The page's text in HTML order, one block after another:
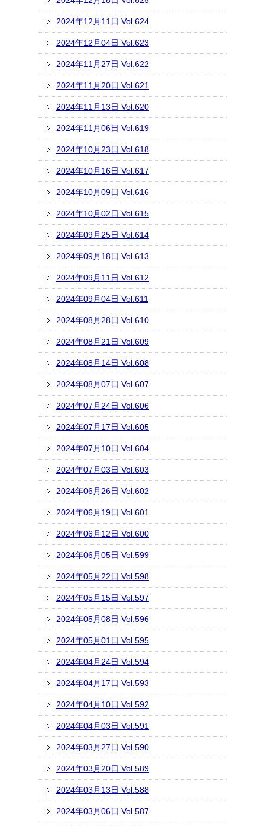
2024年12月11日 Vol.624
2024年12月04日 Vol.623
2024年11月27日 Vol.622
2024年11月20日 Vol.621
2024年11月13日 Vol.620
2024年11月06日 Vol.619
2024年10月23日 Vol.618
2024年10月16日 Vol.617
2024年10月09日 Vol.616
2024年10月02日 Vol.615
2024年09月25日 Vol.614
2024年09月18日 Vol.613
2024年09月11日 Vol.612
2024年09月04日 Vol.611
2024年08月28日 Vol.610
2024年08月21日 Vol.609
2024年08月14日 Vol.608
2024年08月07日 Vol.607
2024年07月24日 Vol.606
2024年07月17日 Vol.605
2024年07月10日 Vol.604
2024年07月03日 Vol.603
2024年06月26日 Vol.602
2024年06月19日 Vol.601
2024年06月12日 Vol.600
2024年06月05日 Vol.599
2024年05月22日 Vol.598
2024年05月15日 Vol.597
2024年05月08日 Vol.596
2024年05月01日 Vol.595
2024年04月24日 Vol.594
2024年04月17日 Vol.593
2024年04月10日 Vol.592
2024年04月03日 Vol.591
2024年03月27日 Vol.590
2024年03月20日 Vol.589
2024年03月13日 Vol.588
2024年03月06日 Vol.587